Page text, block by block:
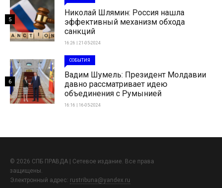
Николай Шлямин: Россия нашла
эффективный механизм обхода
санкций
16:26 | 21-05-2024
5
СОБЫТИЯ
Вадим Шумель: Президент Молдавии
давно рассматривает идею
объединения с Румынией
16:16 | 16-05-2024
6
© 2026 СПБ ПРАВДА | Сетевое издание. Все права
защищены.
Электронный адрес: rustribuna@yandex.ru